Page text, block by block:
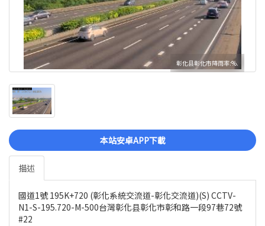
彰化县彰化市降雨率:%.
本站安卓APP下載
描述
國道1號 195K+720 (彰化系統交流道-彰化交流道)(S) CCTV-
N1-S-195.720-M-500台灣彰化县彰化市彰和路一段97巷72號
#22